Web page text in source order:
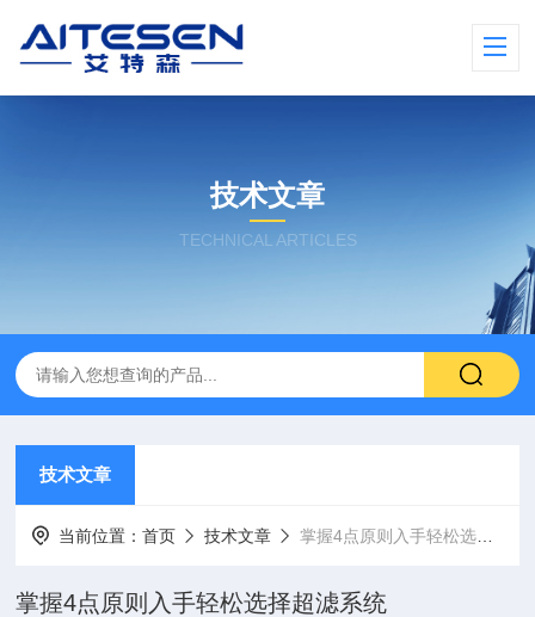
技术文章
TECHNICAL ARTICLES
技术文章
当前位置：首页 技术文章 掌握4点原则入手轻松选择超滤系统
掌握4点原则入手轻松选择超滤系统